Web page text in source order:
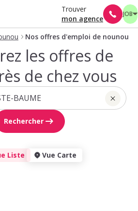
Trouver
mon agence
JOB
Nos offres d'emploi de nounou
les offres de
de chez vous
Rechercher
Liste Vue Carte